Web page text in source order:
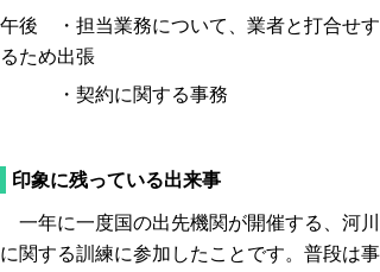
午後 ・担当業務について、業者と打合せす
るため出張
・契約に関する事務
印象に残っている出来事
一年に一度国の出先機関が開催する、河川
に関する訓練に参加したことです。普段は事